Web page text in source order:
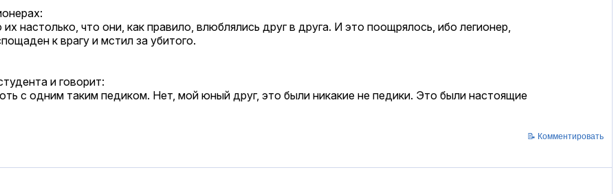
настолько, что они, как правило, влюблялись друг в друга. И это поощрялось, ибо легионер,
к врагу и мстил за убитого.
и говорит:
с одним таким педиком. Нет, мой юный друг, это были никакие не педики. Это были настоящие
📝 Комментировать